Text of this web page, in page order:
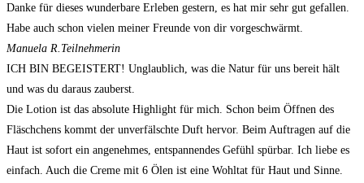
Danke für dieses wunderbare Erleben gestern, es hat mir sehr gut gefallen.
Habe auch schon vielen meiner Freunde von dir vorgeschwärmt.
Manuela R. Teilnehmerin
ICH BIN BEGEISTERT! Unglaublich, was die Natur für uns bereit hält
und was du daraus zauberst.
Die Lotion ist das absolute Highlight für mich. Schon beim Öffnen des
Fläschchens kommt der unverfälschte Duft hervor. Beim Auftragen auf die
Haut ist sofort ein angenehmes, entspannendes Gefühl spürbar. Ich liebe es
einfach. Auch die Creme mit 6 Ölen ist eine Wohltat für Haut und Sinne.